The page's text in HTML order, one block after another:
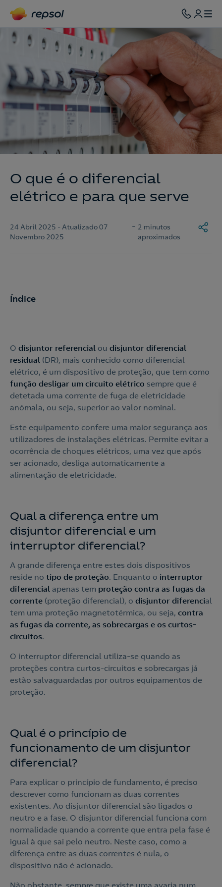
O que é o diferencial
elétrico e para que serve
24 Abril 2025 - Atualizado 07
Novembro 2025
- 2 minutos
aproximados
O disjuntor referencial ou disjuntor diferencial
residual (DR), mais conhecido como diferencial
elétrico, é um dispositivo de proteção, que tem como
função desligar um circuito elétrico sempre que é
detetada uma corrente de fuga de eletricidade
anómala, ou seja, superior ao valor nominal.
Este equipamento confere uma maior segurança aos
utilizadores de instalações elétricas. Permite evitar a
ocorrência de choques elétricos, uma vez que após
ser acionado, desliga automaticamente a
alimentação de eletricidade.
Qual a diferença entre um
disjuntor diferencial e um
interruptor diferencial?
A grande diferença entre estes dois dispositivos
reside no tipo de proteção. Enquanto o interruptor
diferencial apenas tem proteção contra as fugas da
corrente (proteção diferencial), o disjuntor diferencial
tem uma proteção magnetotérmica, ou seja, contra
as fugas da corrente, as sobrecargas e os curtos-
circuitos.
O interruptor diferencial utiliza-se quando as
proteções contra curtos-circuitos e sobrecargas já
estão salvaguardadas por outros equipamentos de
proteção.
Qual é o princípio de
funcionamento de um disjuntor
diferencial?
Para explicar o princípio de fundamento, é preciso
descrever como funcionam as duas correntes
existentes. Ao disjuntor diferencial são ligados o
neutro e a fase. O disjuntor diferencial funciona com
normalidade quando a corrente que entra pela fase é
igual à que sai pelo neutro. Neste caso, como a
diferença entre as duas correntes é nula, o
dispositivo não é acionado.
Não obstante, sempre que existe uma avaria num
Índice